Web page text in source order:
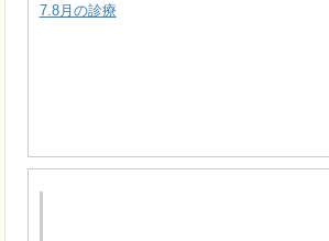
7.8月の診療